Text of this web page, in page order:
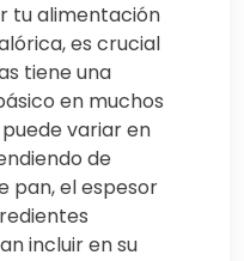
tu alimentación
es crucial
tiene una
en muchos
variar en
de
pan, el espesor
incluir en su